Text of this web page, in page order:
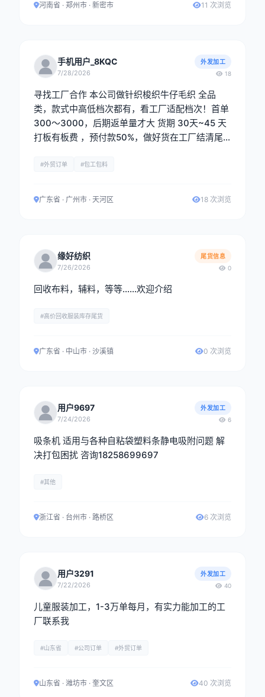
河南省 · 郑州市 · 新密市 11 次浏览
手机用户_8KQC
7/28/2026
外发加工
18
寻找工厂合作 本公司做针织梭织牛仔毛织 全品
类，款式中高低档次都有，看工厂适配档次！首单
300～3000，后期返单量才大 货期 30天~45 天
打板有板费 ，预付款50%，做好货在工厂结清尾
8188479 《微信同号》
#外贸订单 #包工包料
广东省 · 广州市 · 天河区 18 次浏览
缘好纺织
7/26/2026
尾货信息
0
回收布料，辅料，等等……欢迎介绍
#高价回收服装库存尾货
广东省 · 中山市 · 沙溪镇 0 次浏览
用户9697
7/24/2026
外发加工
6
吸条机 适用与各种自粘袋塑料条静电吸附问题 解
决打包困扰 咨询18258699697
#其他
浙江省 · 台州市 · 路桥区 6 次浏览
用户3291
7/22/2026
外发加工
40
儿童服装加工，1-3万单每月，有实力能加工的工
厂联系我
#山东省 #公司订单 #外贸订单
山东省 · 潍坊市 · 奎文区 40 次浏览